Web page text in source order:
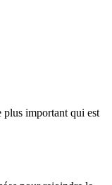
plus important qui est